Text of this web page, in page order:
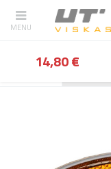
14,80 €